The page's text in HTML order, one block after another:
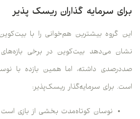
برای سرمایه‌ گذاران ریسک‌ پذیر
این گروه بیشترین هم‌خوانی را با
نشان می‌دهد بیت‌کوین در برخی بازه‌های
صددرصدی داشته، اما همین بازده با
است. برای سرمایه‌گذار ریسک‌پذیر:
نوسان کوتاه‌مدت بخشی از بازی است